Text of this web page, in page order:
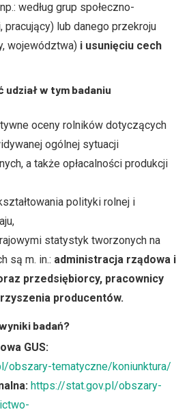
według grup społeczno-
pracujący) lub danego przekroju
województwa) i usunięciu cech
w tym badaniu
oceny rolników dotyczących
ogólnej sytuacji
a także opłacalności produkcji
polityki rolnej i
statystyk tworzonych na
są m. in.: administracja rządowa i
przedsiębiorcy, pracownicy
producentów.
badań?
GUS:
obszary-tematyczne/koniunktura/
https://stat.gov.pl/obszary-